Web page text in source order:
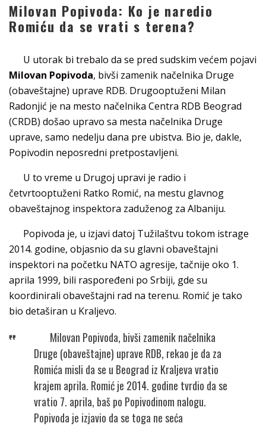
Milovan Popivoda: Ko je naredio
Romiću da se vrati s terena?
U utorak bi trebalo da se pred sudskim većem pojavi
Milovan Popivoda, bivši zamenik načelnika Druge
(obaveštajne) uprave RDB. Drugooptuženi Milan
Radonjić je na mesto načelnika Centra RDB Beograd
(CRDB) došao upravo sa mesta načelnika Druge
uprave, samo nedelju dana pre ubistva. Bio je, dakle,
Popivodin neposredni pretpostavljeni.
U to vreme u Drugoj upravi je radio i
četvrtooptuženi Ratko Romić, na mestu glavnog
obaveštajnog inspektora zaduženog za Albaniju.
Popivoda je, u izjavi datoj Tužilaštvu tokom istrage
2014. godine, objasnio da su glavni obaveštajni
inspektori na početku NATO agresije, tačnije oko 1.
aprila 1999, bili raspoređeni po Srbiji, gde su
koordinirali obaveštajni rad na terenu. Romić je tako
bio detaširan u Kraljevo.
Milovan Popivoda, bivši zamenik načelnika
Druge (obaveštajne) uprave RDB, rekao je da za
Romića misli da se u Beograd iz Kraljeva vratio
krajem aprila. Romić je 2014. godine tvrdio da se
vratio 7. aprila, baš po Popivodinom nalogu.
Popivoda je izjavio da se toga ne seća